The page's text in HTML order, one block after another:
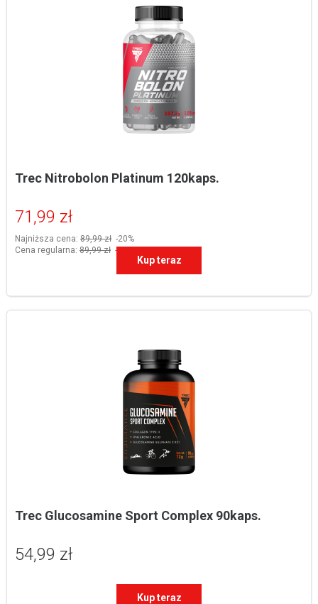
Trec Nitrobolon Platinum 120kaps.
71,99 zł
Najniższa cena: 89,99 zł -20%
Cena regularna: 89,99 zł -20%
Kup teraz
Trec Glucosamine Sport Complex 90kaps.
54,99 zł
Kup teraz